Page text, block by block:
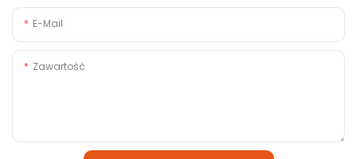
E-Mail
Zawartość